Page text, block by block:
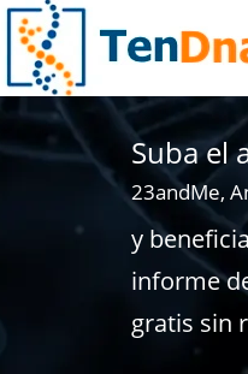
Suba el
23andMe,
y
informe
gratis sin